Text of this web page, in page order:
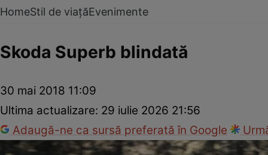
HomeStil de viațăEvenimente
Skoda Superb blindată
30 mai 2018 11:09
Ultima actualizare: 29 iulie 2026 21:56
Adaugă-ne ca sursă preferată în Google